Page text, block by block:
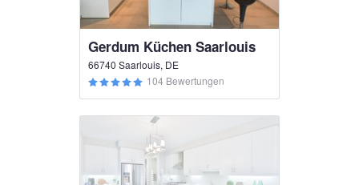
Gerdum Küchen Saarlouis
66740 Saarlouis, DE
104 Bewertungen